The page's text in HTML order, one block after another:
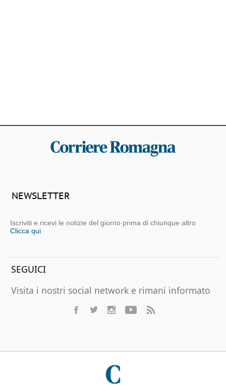
NEWSLETTER
Iscriviti e ricevi le notizie del giorno prima di chiunque altro
Clicca qui
SEGUICI
Visita i nostri social network e rimani informato